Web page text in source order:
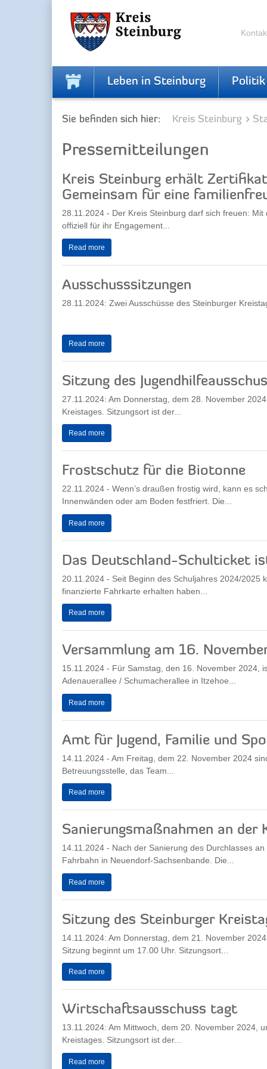
Leben in Steinburg Politik
Sie befinden sich hier: Kreis Steinburg
Pressemitteilungen
Kreis Steinburg erhält
Gemeinsam für eine
28.11.2024 - Der Kreis Steinburg darf sich freuen:
offiziell für ihr Engagement...
Read more
Ausschusssitzungen
28.11.2024: Zwei Ausschüsse des Steinburger
Read more
Sitzung des
27.11.2024: Am Donnerstag, dem 28. November
Kreistages. Sitzungsort ist der...
Read more
Frostschutz für die Biotonne
22.11.2024 - Wenn’s draußen frostig wird, kann es
Innenwänden oder am Boden festfriert. Die...
Read more
Das Deutschland-Schulticket
20.11.2024 - Seit Beginn des Schuljahres 2024/
finanzierte Fahrkarte erhalten haben...
Read more
Versammlung am 16.
15.11.2024 - Für Samstag, den 16. November 2024,
Adenauerallee / Schumacherallee in Itzehoe...
Read more
Amt für Jugend, Familie und
14.11.2024 - Am Freitag, dem 22. November 2024
Betreuungsstelle, das Team...
Read more
Sanierungsmaßnahmen an der
14.11.2024 - Nach der Sanierung des Durchlasses
Fahrbahn in Neuendorf-Sachsenbande. Die...
Read more
Sitzung des Steinburger
14.11.2024: Am Donnerstag, dem 21. November
Sitzung beginnt um 17.00 Uhr. Sitzungsort...
Read more
Wirtschaftsausschuss tagt
13.11.2024: Am Mittwoch, dem 20. November 2024,
Kreistages. Sitzungsort ist der...
Read more